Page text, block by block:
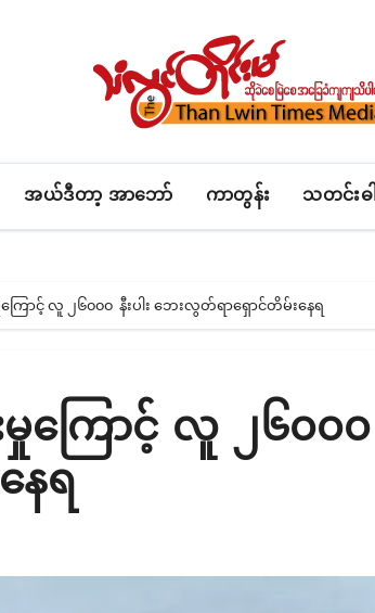
အယ်ဒီတာ့ အာဘော် ကာတွန်း သတင်းဓ
ြောင့် လူ ၂၆၀၀၀ နီးပါး ဘေးလွတ်ရာရှောင်တိမ်းနေရ
ကြောင့် လူ ၂၆၀၀၀
ေရ